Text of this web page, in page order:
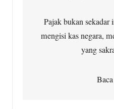
Pajak bukan
mengisi kas negara,
yang